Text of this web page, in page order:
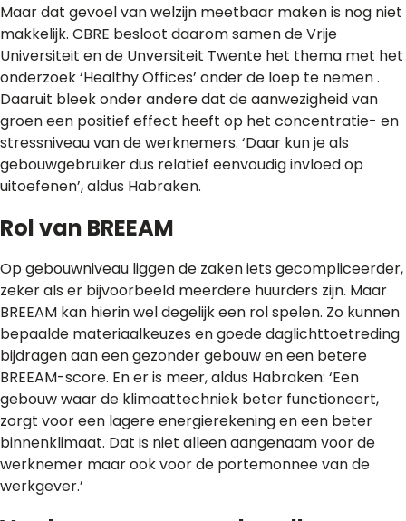
Maar dat gevoel van welzijn meetbaar maken is nog niet
makkelijk. CBRE besloot daarom samen de Vrije
Universiteit en de Unversiteit Twente het thema met het
onderzoek ‘Healthy Offices’ onder de loep te nemen .
Daaruit bleek onder andere dat de aanwezigheid van
groen een positief effect heeft op het concentratie- en
stressniveau van de werknemers. ‘Daar kun je als
gebouwgebruiker dus relatief eenvoudig invloed op
uitoefenen’, aldus Habraken.
Rol van BREEAM
Op gebouwniveau liggen de zaken iets gecompliceerder,
zeker als er bijvoorbeeld meerdere huurders zijn. Maar
BREEAM kan hierin wel degelijk een rol spelen. Zo kunnen
bepaalde materiaalkeuzes en goede daglichttoetreding
bijdragen aan een gezonder gebouw en een betere
BREEAM-score. En er is meer, aldus Habraken: ‘Een
gebouw waar de klimaattechniek beter functioneert,
zorgt voor een lagere energierekening en een beter
binnenklimaat. Dat is niet alleen aangenaam voor de
werknemer maar ook voor de portemonnee van de
werkgever.’